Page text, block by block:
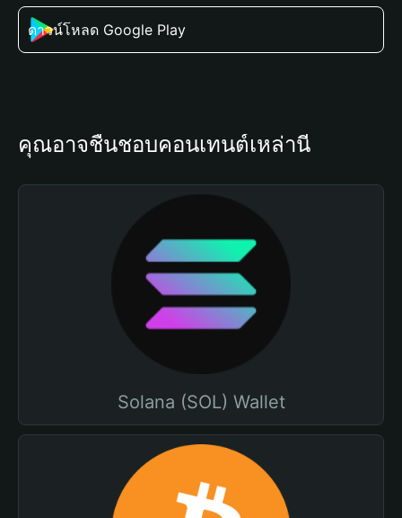
ดาวน์โหลด Google Play
คุณอาจชื่นชอบคอนเทนต์เหล่านี้
Solana (SOL) Wallet